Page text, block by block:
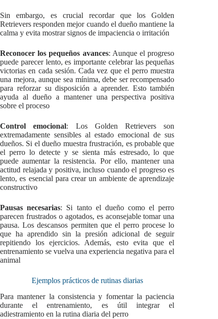
Sin embargo, es crucial recordar que los Golden
Retrievers responden mejor cuando el dueño mantiene la
calma y evita mostrar signos de impaciencia o irritación
Reconocer los pequeños avances: Aunque el progreso
puede parecer lento, es importante celebrar las pequeñas
victorias en cada sesión. Cada vez que el perro muestra
una mejora, aunque sea mínima, debe ser recompensado
para reforzar su disposición a aprender. Esto también
ayuda al dueño a mantener una perspectiva positiva
sobre el proceso
Control emocional: Los Golden Retrievers son
extremadamente sensibles al estado emocional de sus
dueños. Si el dueño muestra frustración, es probable que
el perro lo detecte y se sienta más estresado, lo que
puede aumentar la resistencia. Por ello, mantener una
actitud relajada y positiva, incluso cuando el progreso es
lento, es esencial para crear un ambiente de aprendizaje
constructivo
Pausas necesarias: Si tanto el dueño como el perro
parecen frustrados o agotados, es aconsejable tomar una
pausa. Los descansos permiten que el perro procese lo
que ha aprendido sin la presión adicional de seguir
repitiendo los ejercicios. Además, esto evita que el
entrenamiento se vuelva una experiencia negativa para el
animal
Ejemplos prácticos de rutinas diarias
Para mantener la consistencia y fomentar la paciencia
durante el entrenamiento, es útil integrar el
adiestramiento en la rutina diaria del perro